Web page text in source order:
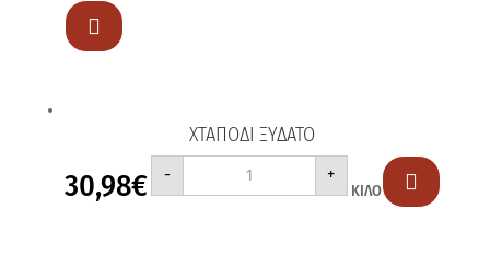

ΧΤΑΠΟΔΙ ΞΥΔΑΤΟ
30,98€ -
ΧΤΑΠΟΔΙ
ποσότητα
+
ΚΙΛΟ 